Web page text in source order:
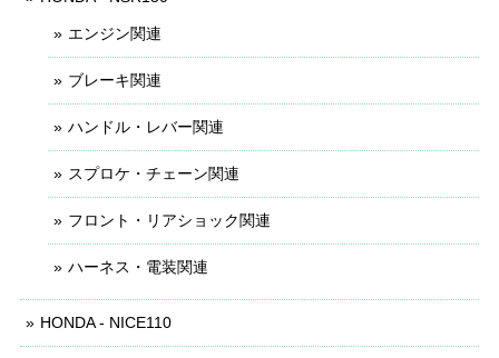
エンジン関連
ブレーキ関連
ハンドル・レバー関連
スプロケ・チェーン関連
フロント・リアショック関連
ハーネス・電装関連
HONDA - NICE110